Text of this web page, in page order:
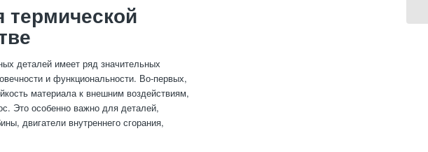
деталей имеет ряд значительных
и функциональности. Во-первых,
материала к внешним воздействиям,
Это особенно важно для деталей,
двигатели внутреннего сгорания,